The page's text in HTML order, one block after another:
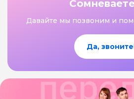
Давайте мы позвоним и
Да,